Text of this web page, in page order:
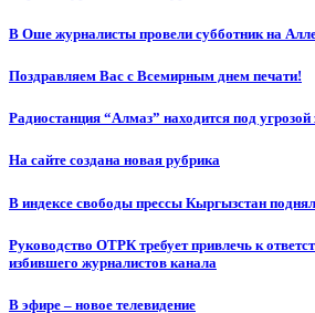
В Оше журналисты провели субботник на
Поздравляем Вас с Всемирным днем печати!
Радиостанция “Алмаз” находится под
На сайте создана новая рубрика
В индексе свободы прессы Кыргызстан
Руководство ОТРК требует привлечь к
избившего журналистов канала
В эфире – новое телевидение